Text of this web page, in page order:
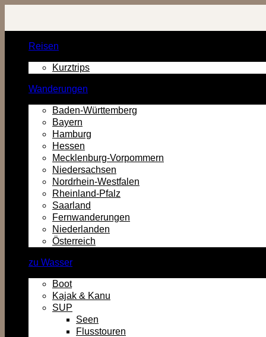
Inhalt
Reisen
Kurztrips
Wanderungen
Baden-Württemberg
Bayern
Hamburg
Hessen
Mecklenburg-Vorpommern
Niedersachsen
Nordrhein-Westfalen
Rheinland-Pfalz
Saarland
Fernwanderungen
Niederlanden
Österreich
zu Wasser
Boot
Kajak & Kanu
SUP
Seen
Flusstouren